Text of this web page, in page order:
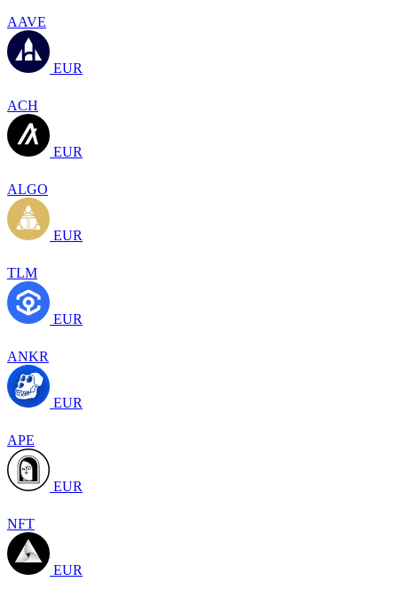
AAVE
EUR
ACH
EUR
ALGO
EUR
TLM
EUR
ANKR
EUR
APE
EUR
NFT
EUR